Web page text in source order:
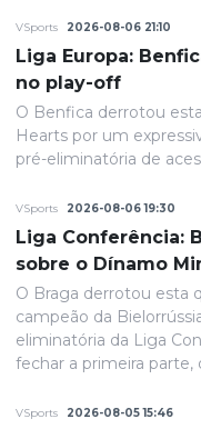
VSports 2026-08-06 21:10
Liga Europa:
no play-off
O Benfica derrotou
Hearts por um
pré-eliminatória de
VSports 2026-08-06 19:30
Liga Conferência:
sobre o Dínamo
O Braga derrotou esta
campeão da
eliminatória da Liga
fechar a primeira parte,
e até final o resultado
VSports 2026-08-05 15:46